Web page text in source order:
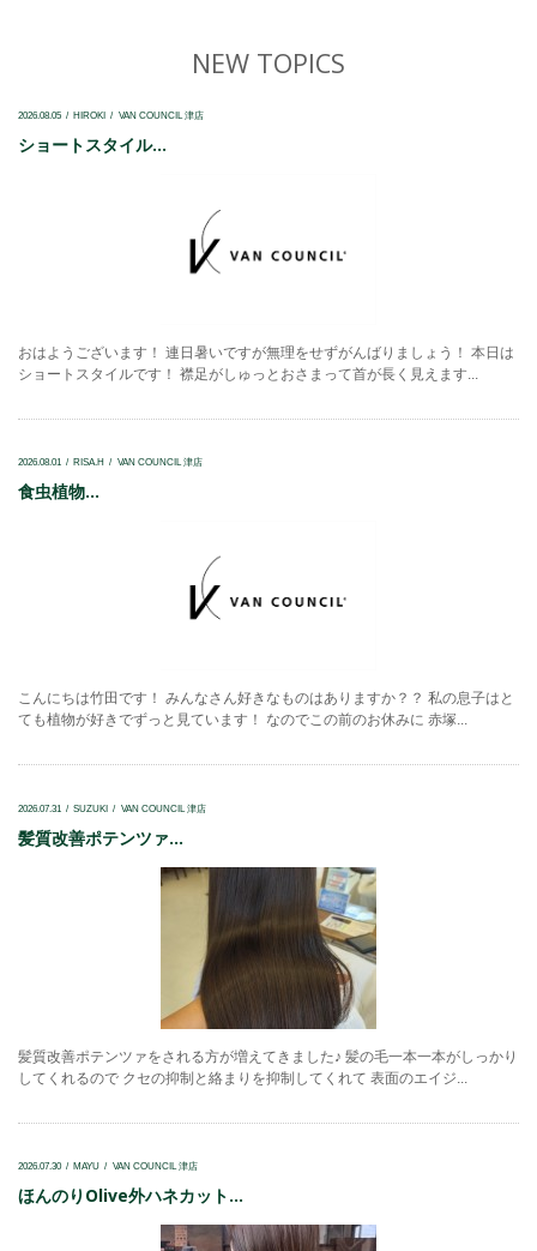
NEW TOPICS
2026.08.05 HIROKI VAN COUNCIL 津店
ショートスタイル...
おはようございます！ 連日暑いですが無理をせずがんばりましょう！ 本日は
ショートスタイルです！ 襟足がしゅっとおさまって首が長く見えます...
2026.08.01 RISA.H VAN COUNCIL 津店
食虫植物...
こんにちは竹田です！ みんなさん好きなものはありますか？？ 私の息子はと
ても植物が好きでずっと見ています！ なのでこの前のお休みに 赤塚...
2026.07.31 SUZUKI VAN COUNCIL 津店
髪質改善ポテンツァ...
髪質改善ポテンツァをされる方が増えてきました♪ 髪の毛一本一本がしっかり
してくれるので クセの抑制と絡まりを抑制してくれて 表面のエイジ...
2026.07.30 MAYU VAN COUNCIL 津店
ほんのりOlive外ハネカット...